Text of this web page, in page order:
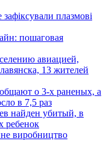
плазмові
пошаговая
авиацией,
13 жителей
о 3-х раненых, а
в 7,5 раз
найден убитый, в
ребенок
виробництво